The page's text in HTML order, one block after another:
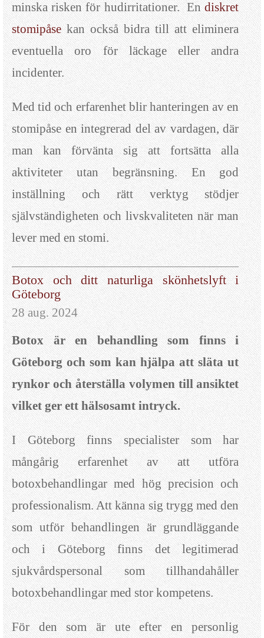
minska risken för hudirritationer. Endiskret
stomipåsekan också bidra till att eliminera
eventuella oro för läckage eller andra
incidenter.
Med tid och erfarenhet blir hanteringen av en
stomipåse en integrerad del av vardagen, där
man kan förvänta sig att fortsätta alla
aktiviteter utan begränsning. En god
inställning och rätt verktyg stödjer
självständigheten och livskvaliteten när man
lever med en stomi.
Botox och ditt naturliga skönhetslyft i
Göteborg
28 aug. 2024
Botox är en behandling som finns i
Göteborg och som kan hjälpa att släta ut
rynkor och återställa volymen till ansiktet
vilket ger ett hälsosamt intryck.
I Göteborg finns specialister som har
mångårig erfarenhet av att utföra
botoxbehandlingar med hög precision och
professionalism. Att känna sig trygg med den
som utför behandlingen är grundläggande
och i Göteborg finns det legitimerad
sjukvårdspersonal som tillhandahåller
botoxbehandlingar med stor kompetens.
För den som är ute efter en personlig